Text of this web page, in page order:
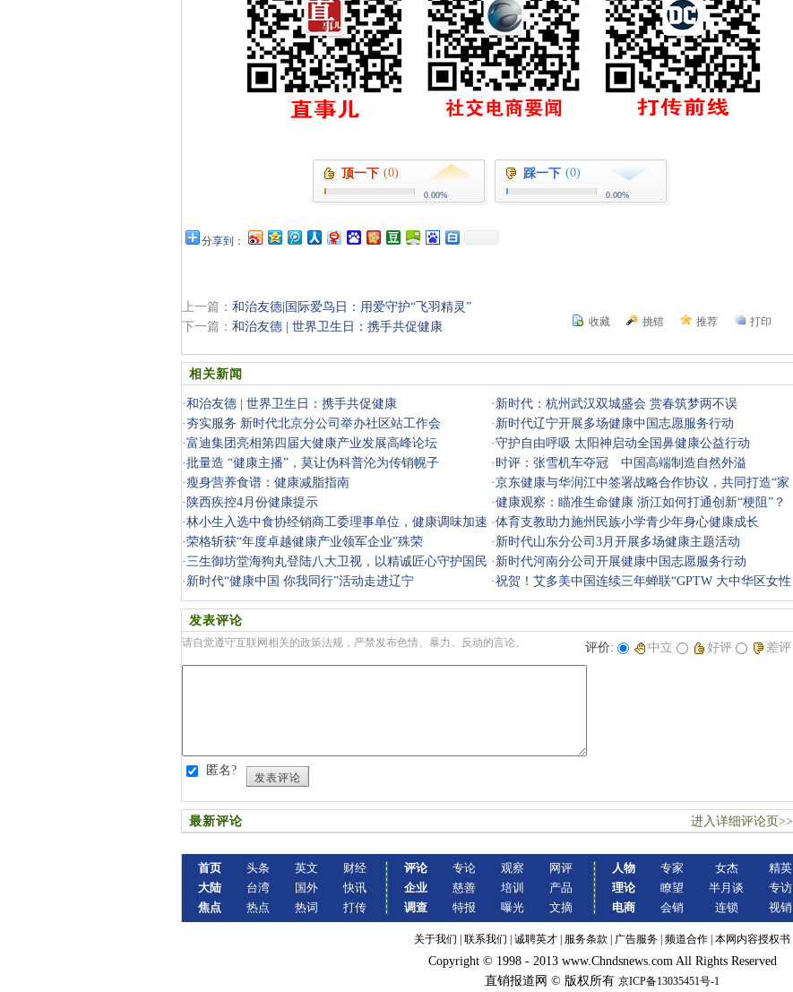
顶一下 (0)
0.00%
踩一下 (0)
0.00%
分享到：
上一篇： 和治友德|国际爱鸟日：用爱守护“飞羽精灵”
下一篇： 和治友德 | 世界卫生日：携手共促健康 收藏 挑错 推荐 打印
相关新闻
·和治友德 | 世界卫生日：携手共促健康 · 新时代：杭州武汉双城盛会 赏春筑梦两不误
· 夯实服务 新时代北京分公司举办社区站工作会 · 新时代辽宁开展多场健康中国志愿服务行动
·富迪集团亮相第四届大健康产业发展高峰论坛 ·守护自由呼吸 太阳神启动全国鼻健康公益行动
·批量造 “健康主播”，莫让伪科普沦为传销幌子 · 时评：张雪机车夺冠 中国高端制造自然外溢
·瘦身营养食谱：健康减脂指南 ·京东健康与华润江中签署战略合作协议，共同打造“家
庭常备”
· 陕西疾控4月份健康提示 ·健康观察：瞄准生命健康 浙江如何打通创新“梗阻”？
·林小生入选中食协经销商工委理事单位，健康调味加速
线下布局
·体育支教助力施州民族小学青少年身心健康成长
·荣格斩获“年度卓越健康产业领军企业”殊荣 · 新时代山东分公司3月开展多场健康主题活动
·三生御坊堂海狗丸登陆八大卫视，以精诚匠心守护国民
健康
· 新时代河南分公司开展健康中国志愿服务行动
· 新时代“健康中国 你我同行”活动走进辽宁 ·祝贺！艾多美中国连续三年蝉联“GPTW 大中华区女性
最佳职场”
发表评论
请自觉遵守互联网相关的政策法规，严禁发布色情、暴力、反动的言论。 评价: 中立 好评 差评
匿名?
发表评论
最新评论 进入详细评论页>>
首页
大陆
焦点
头条
台湾
热点
英文
国外
热词
财经
快讯
打传
评论
企业
调查
专论
慈善
特报
观察
培训
曝光
网评
产品
文摘
人物
理论
电商
专家
瞭望
会销
女杰
半月谈
连锁
精英
专访
视销
关于我们 联系我们 诚聘英才 服务条款 广告服务 频道合作 本网内容授权书
Copyright © 1998 - 2013 www.Chndsnews.com All Rights Reserved
直销报道网 © 版权所有 京ICP备13035451号-1